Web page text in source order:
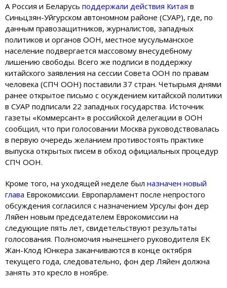
А Россия и Беларусь поддержали действия Китая в
Синьцзян-Уйгурском автономном районе (СУАР), где, по
данным правозащитников, журналистов, западных
политиков и органов ООН, местное мусульманское
население подвергается массовому внесудебному
лишению свободы. Всего же подписи в поддержку
китайского заявления на сессии Совета ООН по правам
человека (СПЧ ООН) поставили 37 стран. Четырьмя днями
ранее открытое письмо с осуждением китайской политики
в СУАР подписали 22 западных государства. Источник
газеты «Коммерсант» в российской делегации в ООН
сообщил, что при голосовании Москва руководствовалась
в первую очередь желанием противостоять практике
выпуска открытых писем в обход официальных процедур
СПЧ ООН.
Кроме того, на уходящей неделе был назначен новый
глава Еврокомиссии. Европарламент после непростого
обсуждения согласился с назначением Урсулы фон дер
Ляйен новым председателем Еврокомиссии на
следующие пять лет, свидетельствуют результаты
голосования. Полномочия нынешнего руководителя ЕК
Жан-Клод Юнкера заканчиваются в конце октября
текущего года, следовательно, фон дер Ляйен должна
занять это кресло в ноябре.